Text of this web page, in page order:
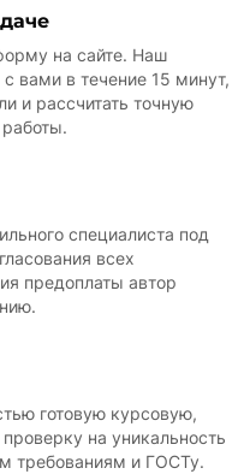
на сайте. Наш
вами в течение 15 минут,
и рассчитать точную
специалиста под
всех
предоплаты автор
готовую курсовую,
на уникальность
требованиям и ГОСТу.